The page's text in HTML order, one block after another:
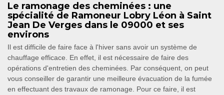
Le ramonage des cheminées : une
spécialité de Ramoneur Lobry Léon à Saint
Jean De Verges dans le 09000 et ses
environs
Il est difficile de faire face à l'hiver sans avoir un système de
chauffage efficace. En effet, il est nécessaire de faire des
opérations d'entretien des cheminées. Par conséquent, on peut
vous conseiller de garantir une meilleure évacuation de la fumée
en effectuant des travaux de ramonage. Pour ce faire, il est